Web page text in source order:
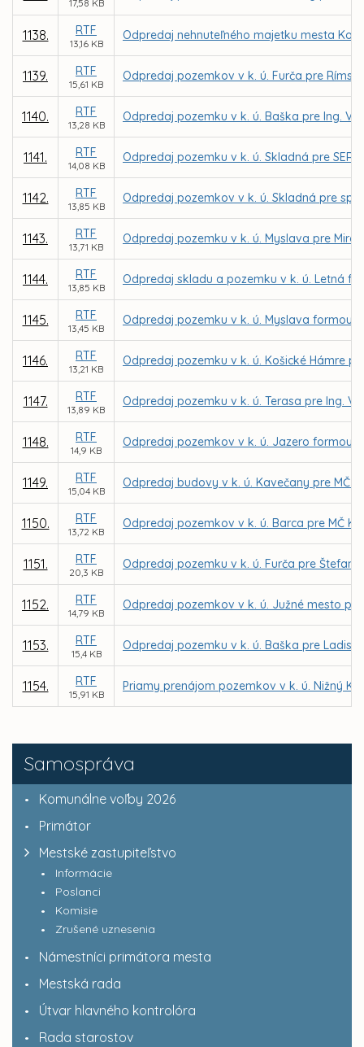
Samospráva
Komunálne voľby 2026
Primátor
Mestské zastupiteľstvo
Informácie
Poslanci
Komisie
Zrušené uznesenia
Námestníci primátora mesta
Mestská rada
Útvar hlavného kontrolóra
Rada starostov
17,58 KB
1138. RTF
13,16 KB
Odpredaj nehnuteľného majetku mesta
1139. RTF
15,61 KB
Odpredaj pozemkov v k. ú. Furča pre
1140. RTF
13,28 KB
Odpredaj pozemku v k. ú. Baška pre Ing.
1141. RTF
14,08 KB
Odpredaj pozemku v k. ú. Skladná pre
1142. RTF
13,85 KB
Odpredaj pozemkov v k. ú. Skladná pre
1143. RTF
13,71 KB
Odpredaj pozemku v k. ú. Myslava pre
1144. RTF
13,85 KB
Odpredaj skladu a pozemku v k. ú. Letná
1145. RTF
13,45 KB
Odpredaj pozemku v k. ú. Myslava formou
1146. RTF
13,21 KB
Odpredaj pozemku v k. ú. Košické Hámre
1147. RTF
13,89 KB
Odpredaj pozemku v k. ú. Terasa pre Ing.
1148. RTF
14,9 KB
Odpredaj pozemkov v k. ú. Jazero formou
1149. RTF
15,04 KB
Odpredaj budovy v k. ú. Kavečany pre MČ
1150. RTF
13,72 KB
Odpredaj pozemkov v k. ú. Barca pre MČ
1151. RTF
20,3 KB
Odpredaj pozemku v k. ú. Furča pre
1152. RTF
14,79 KB
Odpredaj pozemkov v k. ú. Južné mesto
1153. RTF
15,4 KB
Odpredaj pozemku v k. ú. Baška pre
1154. RTF
15,91 KB
Priamy prenájom pozemkov v k. ú. Nižný